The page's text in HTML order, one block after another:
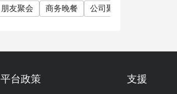
朋友聚会 商务晚餐 公司聚餐
平台政策 支援